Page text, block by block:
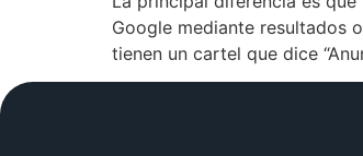
Google mediante resultados
tienen un cartel que dice